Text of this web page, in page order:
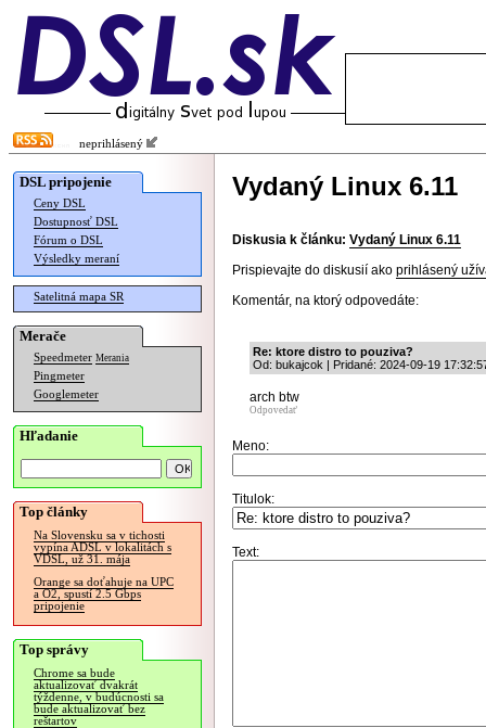
neprihlásený
DSL pripojenie
Ceny DSL
Dostupnosť DSL
Fórum o DSL
Výsledky meraní
Satelitná mapa SR
Merače
Speedmeter Merania
Pingmeter
Googlemeter
Hľadanie
Top články
Na Slovensku sa v tichosti
vypína ADSL v lokalitách s
VDSL, už 31. mája
Orange sa doťahuje na UPC
a O2, spustí 2.5 Gbps
pripojenie
Top správy
Chrome sa bude
aktualizovať dvakrát
týždenne, v budúcnosti sa
bude aktualizovať bez
reštartov
Vydaný Linux 6.11
Diskusia k článku: Vydaný Linux 6.11
Prispievajte do diskusií ako prihlásený
Komentár, na ktorý odpovedáte:
Re: ktore distro to pouziva?
Od: bukajcok | Pridané: 2024-09-19
arch btw
Odpovedať
Meno:
Titulok:
Text: